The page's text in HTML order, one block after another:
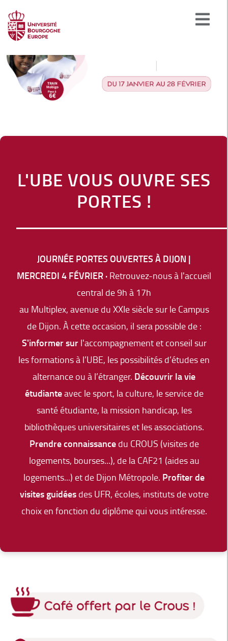
L'UBE VOUS OUVRE SES
PORTES !
JOURNÉE PORTES OUVERTES À DIJON |
MERCREDI 4 FÉVRIER ·Retrouvez-nous à l'accueil
central de 9h à 17h
au Multiplex, avenue du XXIe siècle sur le Campus
de Dijon. À cette occasion, il sera possible de :
S'informer surl'accompagnement et conseil sur
les formations à l’UBE, les possibilités d’études en
alternance ou à l’étranger. Découvrir la vie
étudianteavec le sport, la culture, le service de
santé étudiante, la mission handicap, les
bibliothèques universitaires et les associations.
Prendre connaissancedu CROUS (visites de
logements, bourses...), de la CAF21 (aides au
logements...) et de Dijon Métropole. Profiter de
visites guidéesdes UFR, écoles, instituts de votre
choix en fonction du diplôme qui vous intéresse.